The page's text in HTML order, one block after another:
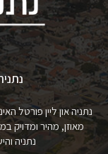
נתניה און ליין פורטל
מאוזן, מהיר ומדויק
נתניה